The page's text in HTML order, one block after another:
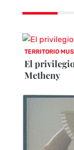
TERRITORIO
El
Metheny